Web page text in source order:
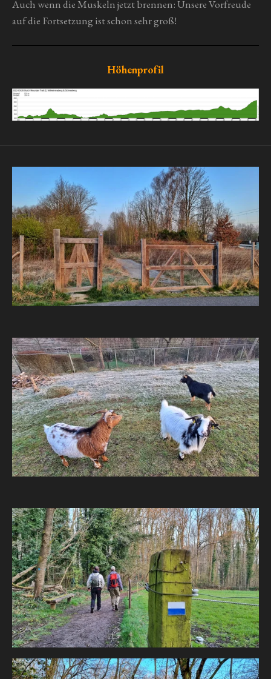
Auch wenn die Muskeln jetzt brennen: Unsere Vorfreude
auf die Fortsetzung ist schon sehr groß!
Höhenprofil